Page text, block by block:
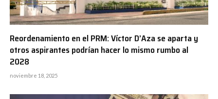
Reordenamiento en el PRM: Víctor D’Aza se aparta y
otros aspirantes podrían hacer lo mismo rumbo al
2028
noviembre 18, 2025